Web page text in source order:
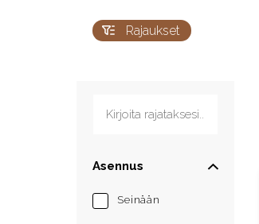
Rajaukset
Asennus
Seinään